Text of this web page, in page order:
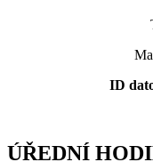
ID
ÚŘEDNÍ